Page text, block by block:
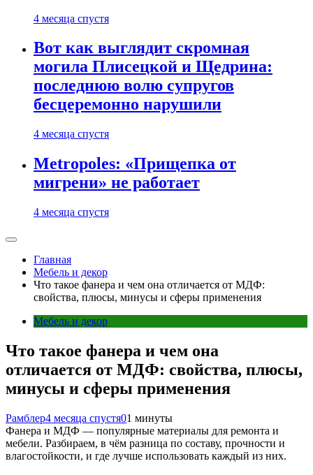
4 месяца спустя
Вот как выглядит скромная
могила Плисецкой и Щедрина:
последнюю волю супругов
бесцеремонно нарушили
4 месяца спустя
Metropoles: «Прищепка от
мигрени» не работает
4 месяца спустя
Главная
Мебель и декор
Что такое фанера и чем она отличается от МДФ:
свойства, плюсы, минусы и сферы применения
Мебель и декор
Что такое фанера и чем она
отличается от МДФ: свойства, плюсы,
минусы и сферы применения
Рамблер4 месяца спустя01 минуты
Фанера и МДФ — популярные материалы для ремонта и
мебели. Разбираем, в чём разница по составу, прочности и
влагостойкости, и где лучше использовать каждый из них.